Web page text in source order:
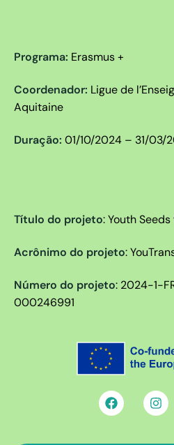
Programa: Erasmus +
Coordenador: Ligue de
Aquitaine
Duração: 01/10/2024 – 31/03/
Título do projeto:Youth
Acrônimo do projeto:
Número do projeto: 2024-1-
000246991